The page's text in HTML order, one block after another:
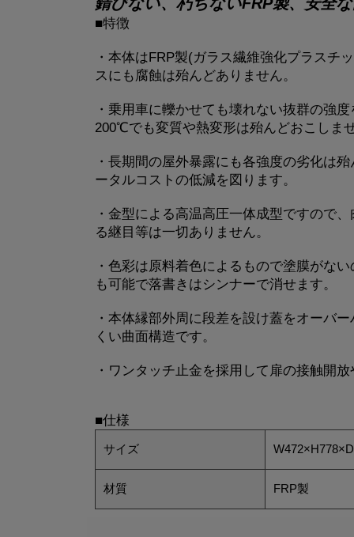
錆びない、朽ちないFRP製、安全
■特徴
・本体はFRP製(ガラス繊維強化プラスチ
スにも腐蝕は殆んどありません。
・乗用車に轢かせても壊れない抜群の強
200℃でも変質や熱変形は殆んどおこしま
・長期間の屋外暴露にも各強度の劣化は
ータルコストの低減を図ります。
・金型による高温高圧一体成型ですので
る継目等は一切ありません。
・色彩は原料着色によるもので塗膜がな
も可能で落書きはシンナーで消せます。
・本体縁部外周に段差を設け蓋をオーバ
くい曲面構造です。
・ワンタッチ止金を採用して扉の接触開
■仕様
サイズ
材質 FRP製